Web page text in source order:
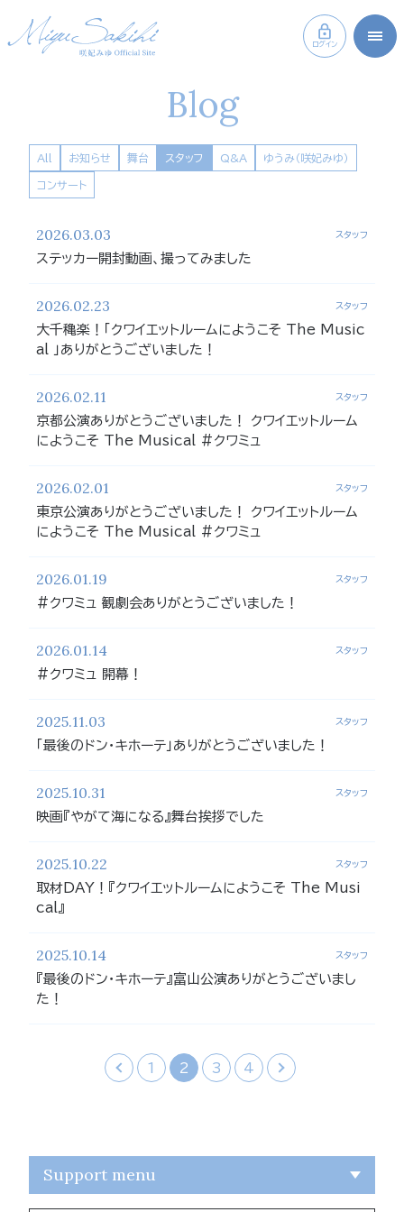
ログイン
Blog
All お知らせ 舞台 スタッフ Q&A ゆうみ（咲妃みゆ）
コンサート
2026.03.03 スタッフ
ステッカー開封動画、撮ってみました
2026.02.23 スタッフ
大千穐楽！「クワイエットルームにようこそ The Music
al 」ありがとうございました！
2026.02.11 スタッフ
京都公演ありがとうございました！ クワイエットルーム
にようこそ The Musical #クワミュ
2026.02.01 スタッフ
東京公演ありがとうございました！ クワイエットルーム
にようこそ The Musical #クワミュ
2026.01.19 スタッフ
#クワミュ 観劇会ありがとうございました！
2026.01.14 スタッフ
#クワミュ 開幕！
2025.11.03 スタッフ
「最後のドン・キホーテ」ありがとうございました！
2025.10.31 スタッフ
映画『やがて海になる』舞台挨拶でした
2025.10.22 スタッフ
取材DAY！『クワイエットルームにようこそ The Musi
cal』
2025.10.14 スタッフ
『最後のドン・キホーテ』富山公演ありがとうございまし
た！
‹ 1 2 3 4 ›
Support menu